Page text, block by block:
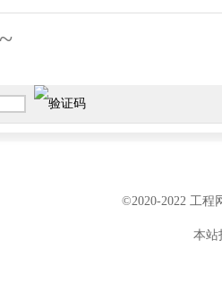
所述的事故类
处置措施、应急
©2020-2022 工程
本站